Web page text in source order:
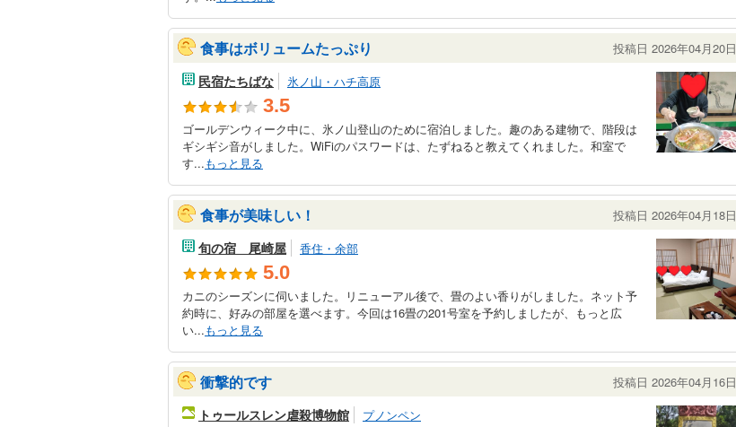
食事はボリュームたっぷり 投稿日 2026年04月20日
民宿たちばな 氷ノ山・ハチ高原
3.5
ゴールデンウィーク中に、氷ノ山登山のために宿泊しました。趣のある建物で、階段は
ギシギシ音がしました。WiFiのパスワードは、たずねると教えてくれました。和室で
す...もっと見る
食事が美味しい！ 投稿日 2026年04月18日
旬の宿 尾崎屋 香住・余部
5.0
カニのシーズンに伺いました。リニューアル後で、畳のよい香りがしました。ネット予
約時に、好みの部屋を選べます。今回は16畳の201号室を予約しましたが、もっと広
い...もっと見る
衝撃的です 投稿日 2026年04月16日
トゥールスレン虐殺博物館 プノンペン